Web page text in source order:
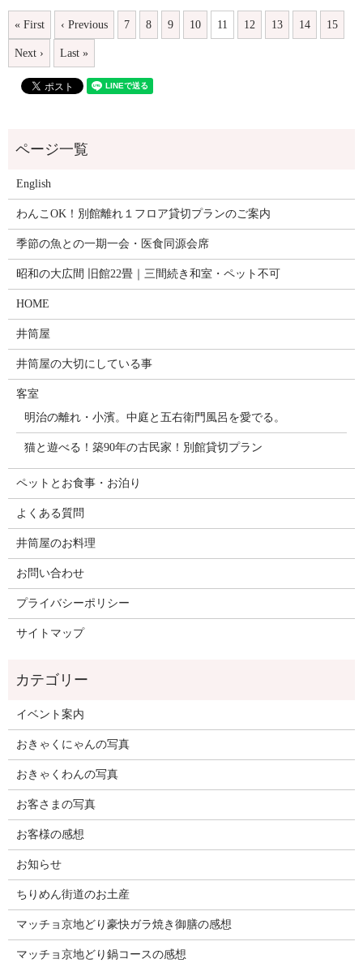
« First ‹ Previous 7 8 9 10 11 12 13 14 15
Next › Last »
English
わんこOK！別館離れ１フロア貸切プランのご案内
季節の魚との一期一会・医食同源会席
昭和の大広間 旧館22畳｜三間続き和室・ペット不可
HOME
井筒屋
井筒屋の大切にしている事
客室
明治の離れ・小濱。中庭と五右衛門風呂を愛でる。
猫と遊べる！築90年の古民家！別館貸切プラン
ペットとお食事・お泊り
よくある質問
井筒屋のお料理
お問い合わせ
プライバシーポリシー
サイトマップ
イベント案内
おきゃくにゃんの写真
おきゃくわんの写真
お客さまの写真
お客様の感想
お知らせ
ちりめん街道のお土産
マッチョ京地どり豪快ガラ焼き御膳の感想
マッチョ京地どり鍋コースの感想